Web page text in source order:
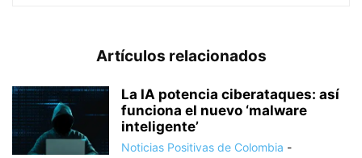
Artículos relacionados
La IA potencia ciberataques: así
funciona el nuevo ‘malware
inteligente’
Noticias Positivas de Colombia -